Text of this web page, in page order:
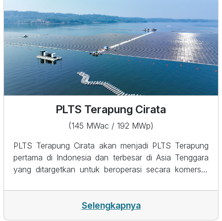
berkontribusi dalam peningkatan penggunaan energi
baru dan terbarukan pada program Pemerintah
Indonesia.
PLTS Terapung Cirata
(145 MWac / 192 MWp)
PLTS Terapung Cirata akan menjadi PLTS Terapung
pertama di Indonesia dan terbesar di Asia Tenggara
yang ditargetkan untuk beroperasi secara komersial
komitmen PT PJBI untuk mendukung utilisasi energi
baru dan terbarukan serta merupakan kerja sama
Selengkapnya